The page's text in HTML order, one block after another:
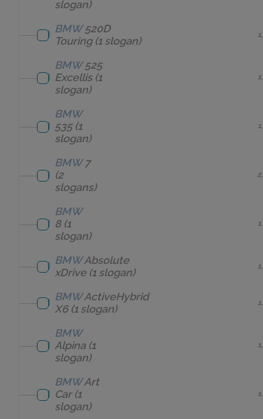
slogan)
BMW 520D
Touring(1 slogan)
BMW 525
Excellis(1
slogan)
BMW
535(1
slogan)
BMW 7
(2
slogans)
BMW
8(1
slogan)
BMWAbsolute
xDrive(1 slogan)
BMWActiveHybrid
X6(1 slogan)
BMW
Alpina(1
slogan)
BMWArt
Car(1
slogan)